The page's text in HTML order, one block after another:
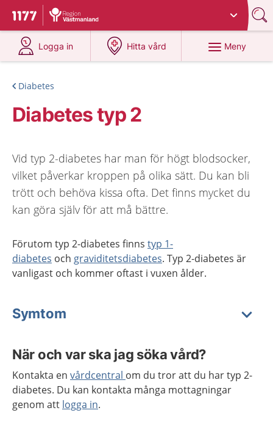
Till startsidan för 1177
Du har valt region
Logga in
på 1177.se
Hitta vård
på 1177.se
Meny
Diabetes
Diabetes typ 2
Vid typ 2-diabetes har man för högt blodsocker,
vilket påverkar kroppen på olika sätt. Du kan bli
trött och behöva kissa ofta. Det finns mycket du
kan göra själv för att må bättre.
Förutom typ 2-diabetes finns typ 1-
diabetes och graviditetsdiabetes. Typ 2-diabetes är
vanligast och kommer oftast i vuxen ålder.
Symtom
När och var ska jag söka vård?
Kontakta en vårdcentral om du tror att du har typ 2-
diabetes. Du kan kontakta många mottagningar
genom att logga in.